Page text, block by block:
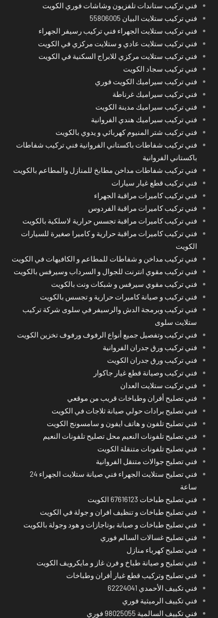
فني تركيب ستاندات تلفزيون وشاشات فوري الكويت
فني تركيب ستلايت البيان 55806005
فني تركيب ستلايت الجهراء فني تركيب رسيفر الجهراء
فني تركيب ستلايت عادي و ستلايت مركزي في الكويت
فني تركيب ستلايت مركزي للابراج السكنية في الكويت
فني تركيب سجاد الكويت
فني تركيب سيراميك الكويت فوري
فني تركيب سيراميك غرناطة
فني تركيب سيراميك مدينة الكويت
فني تركيب سيراميك هندي الفروانية
فني تركيب شتر المنيوم كهربائي و يدوي بالكويت
فني تركيب شفاطات باكستاني الفروانية فني تركيب شفاطات
باكستاني الفروانية
فني تركيب شفاطات مداخن مطابخ للمنازل والمطاعم بالكويت
فني تركيب قطع غيار سيارات
فني تركيب كاميرات مراقبة الجهراء
فني تركيب كاميرات مراقبة الفردوس
فني تركيب كاميرات مراقبة تجسس حرارية لاسلكية بالكويت
فني تركيب كاميرات مراقبة حرارية و كاميرا صغيرة للسيارات
الكويت
فني تركيب مداخن و شفاطات للمطاعم و الكافيهات في الكويت
فني تركيب مقوي انترنت للجوال و السرداب وسيرفس بالكويت
فني تركيب مقوي سيرفس و شبكات ونت بالكويت
فني تركيب و صيانة كاميرات حرارية و تجسس بالكويت
فني تركيب وبرمجة الدش والرسيفر في سلوى شركة تركيب
ستلايت سلوى
فني تركيب وتفصيل جميع أنواع الرفوف ورفوف تخزين الكويت
فني تركيب ورق جدران الفروانية
فني تركيب ورق جدران الكويت
فني تركيب وصيانة قطع غيار جاكوار
فني تركيت ستلايت العدان
فني تصليح أفران وطباخات قريب من موقعي
فني تصليح برادات حولي صيانة ثلاجات في الكويت
فني تصليح تلفون و هاتف ايفون و سامسونج الكويت
فني تصليح تلفونات النعيم محل تصليح تلفونات النعيم
فني تصليح تلفونات متنقلة الكويت
فني تصليح جوالات متنقل الفروانية
فني تصليح ستلايت الجهراء فني صيانة ستلايت الجهراء 24
ساعة
فني تصليح طباخات 67616123 الكويت
فني تصليح طباخات و تنظيف افران و جولة في الكويت
فني تصليح طباخات و صيانة بوتاجازات و هود وجولة بالكويت
فني تصليح غسالات السالم فوري
فني تصليح كهرباء منازل
فني تصليح و صيانة طباخ و فرن غاز و مايكرويف الكويت
فني تصليح وتركيب قطع غيار أفران وطباخات
فني تكييف الأحمدي 62224041
فني تكييف الرميثية فوري
فني تكييف السالمية 98025055 فوري